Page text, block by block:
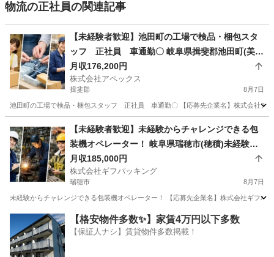
物流の正社員の関連記事
【未経験者歓迎】池田町の工場で検品・梱包スタ
ッフ 正社員 車通勤〇 岐阜県揖斐郡池田町(美濃
本郷)池田町の工場で検品・梱包スタッフ 正社
員 車通勤〇
月収176,200円
株式会社アペックス
揖斐郡 8月7日
池田町の工場で検品・梱包スタッフ 正社員 車通勤〇 【応募先企業名】株式会社ア
倉庫管理 未経験
【未経験者歓迎】未経験からチャレンジできる包
装機オペレーター！ 岐阜県瑞穂市(穂積)未経験か
らチャレンジできる包装機オペレーター！
月収185,000円
株式会社ギフパッキング
瑞穂市 8月7日
未経験からチャレンジできる包装機オペレーター！ 【応募先企業名】株式会社ギフ
瑞穂市 工場
【格安物件多数✨】家賃4万円以下多数
【保証人ナシ】賃貸物件多数掲載！